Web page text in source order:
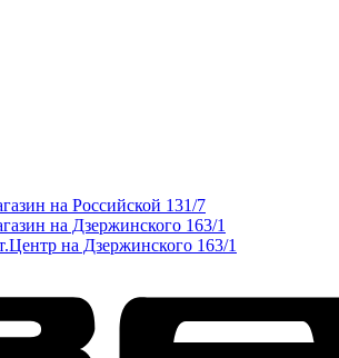
на Российской 131/7
на Дзержинского 163/1
на Дзержинского 163/1